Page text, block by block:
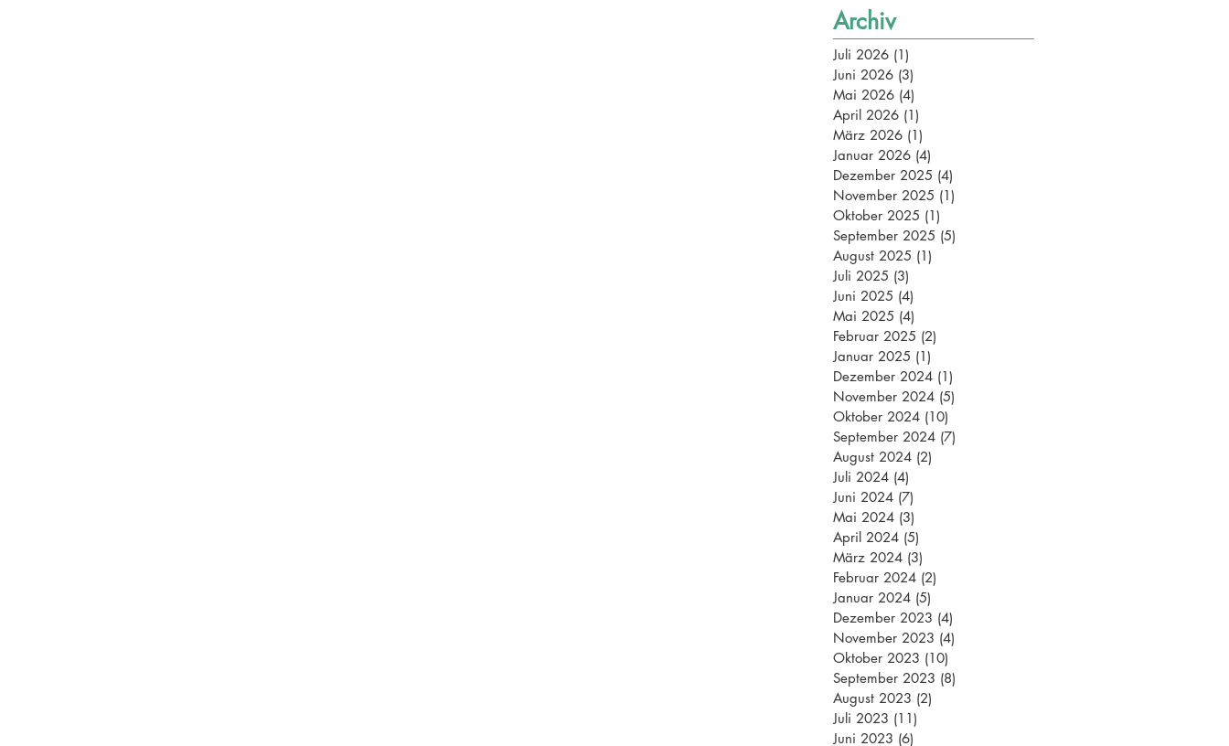
Archiv
Juli 2026 (1)
Juni 2026 (3)
Mai 2026 (4)
April 2026 (1)
März 2026 (1)
Januar 2026 (4)
Dezember 2025 (4)
November 2025 (1)
Oktober 2025 (1)
September 2025 (5)
August 2025 (1)
Juli 2025 (3)
Juni 2025 (4)
Mai 2025 (4)
Februar 2025 (2)
Januar 2025 (1)
Dezember 2024 (1)
November 2024 (5)
Oktober 2024 (10)
September 2024 (7)
August 2024 (2)
Juli 2024 (4)
Juni 2024 (7)
Mai 2024 (3)
April 2024 (5)
März 2024 (3)
Februar 2024 (2)
Januar 2024 (5)
Dezember 2023 (4)
November 2023 (4)
Oktober 2023 (10)
September 2023 (8)
August 2023 (2)
Juli 2023 (11)
Juni 2023 (6)